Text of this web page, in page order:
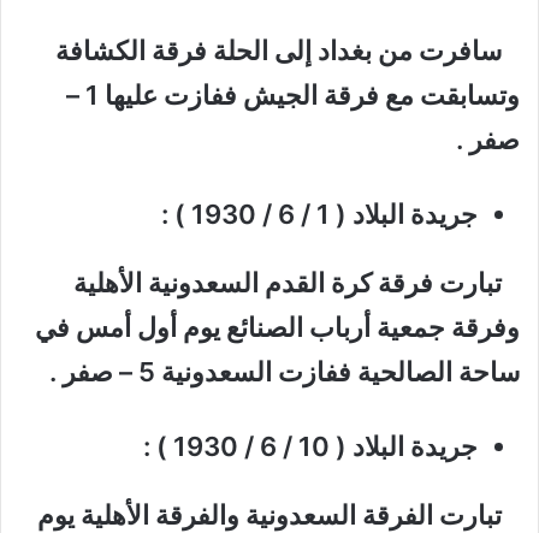
سافرت من بغداد إلى الحلة فرقة الكشافة
وتسابقت مع فرقة الجيش ففازت عليها 1 –
صفر .
جريدة البلاد ( 1 / 6 / 1930 ) :
تبارت فرقة كرة القدم السعدونية الأهلية
وفرقة جمعية أرباب الصنائع يوم أول أمس في
ساحة الصالحية ففازت السعدونية 5 – صفر .
جريدة البلاد ( 10 / 6 / 1930 ) :
تبارت الفرقة السعدونية والفرقة الأهلية يوم